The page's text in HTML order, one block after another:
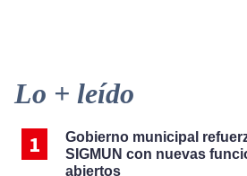
Primary
Sidebar
Lo + leído
Gobierno municipal
SIGMUN con nuevas
abiertos